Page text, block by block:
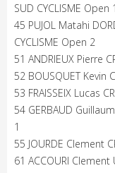
SUD CYCLISME Open 1
45 PUJOL Matahi
CYCLISME Open 2
51 ANDRIEUX Pierre
52 BOUSQUET Kevin
53 FRAISSEIX Lucas
54 GERBAUD
1
55 JOURDE Clement
61 ACCOURI Clement